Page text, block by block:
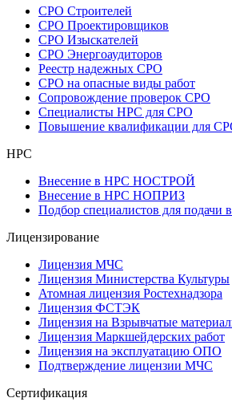
СРО Строителей
СРО Проектировщиков
СРО Изыскателей
СРО Энергоаудиторов
Реестр надежных СРО
СРО на опасные виды работ
Сопровождение проверок СРО
Специалисты НРС для СРО
Повышение квалификации для
НРС
Внесение в НРС НОСТРОЙ
Внесение в НРС НОПРИЗ
Подбор специалистов для подачи
Лицензирование
Лицензия МЧС
Лицензия Министерства Культуры
Атомная лицензия Ростехнадзора
Лицензия ФСТЭК
Лицензия на Взрывчатые
Лицензия Маркшейдерских работ
Лицензия на эксплуатацию ОПО
Подтверждение лицензии МЧС
Сертификация